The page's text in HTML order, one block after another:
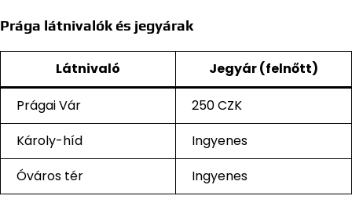
Prága látnivalók és jegyárak
Látnivaló Jegyár (felnőtt)
Prágai Vár
250 CZK
Károly-híd
Ingyenes
Óváros tér
Ingyenes